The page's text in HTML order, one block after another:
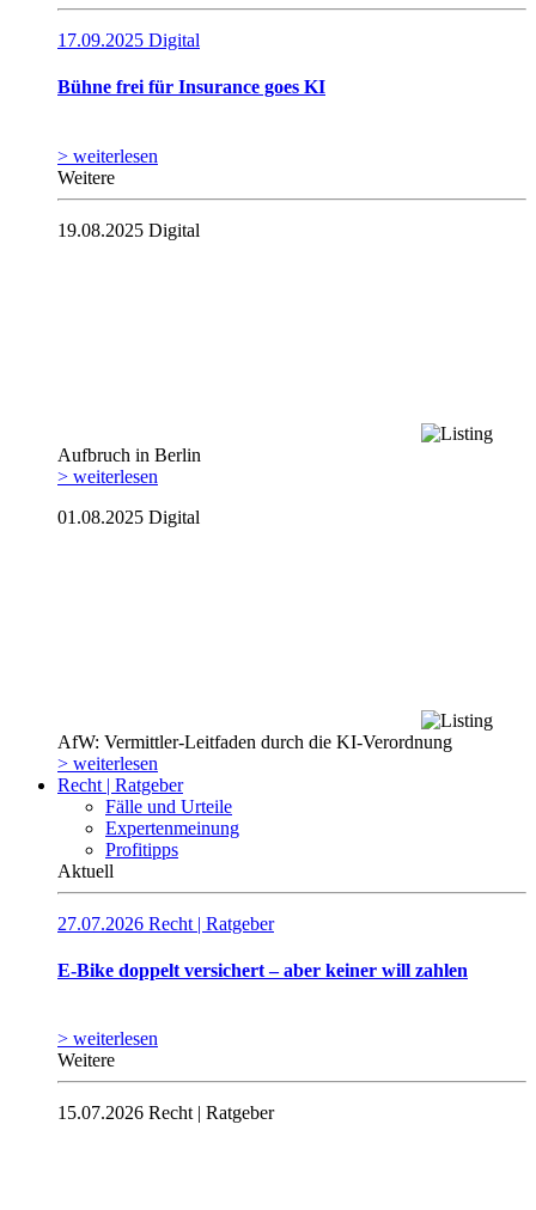
17.09.2025 Digital
Bühne frei für Insurance goes KI
> weiterlesen
Weitere
19.08.2025 Digital
Aufbruch in Berlin
> weiterlesen
01.08.2025 Digital
AfW: Vermittler-Leitfaden durch die KI-Verordnung
> weiterlesen
Recht | Ratgeber
Fälle und Urteile
Expertenmeinung
Profitipps
Aktuell
27.07.2026 Recht | Ratgeber
E-Bike doppelt versichert – aber keiner will zahlen
> weiterlesen
Weitere
15.07.2026 Recht | Ratgeber